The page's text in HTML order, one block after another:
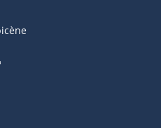
hyperlien externe s'ouvrira